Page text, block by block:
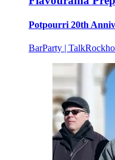
Potpourri 20th
BarParty | Talk